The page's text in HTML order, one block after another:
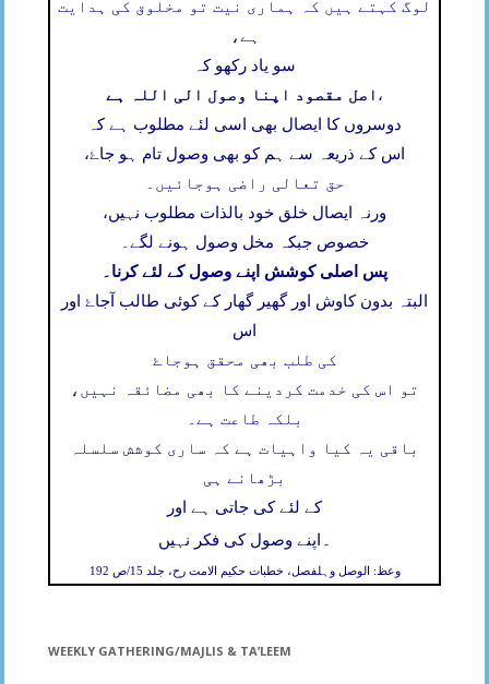
لوگ کہتے ہیں کہ ہماری نیت تو مخلوق کی ہدایت
ہے،
سو یاد رکھو کہ
اصل مقصود اپنا وصول الی اللہ ہے ،
دوسروں کا ایصال بھی اسی لئے مطلوب ہے کہ
اس کے ذریعہ سے ہم کو بھی وصول تام ہو جاۓ،
حق تعالی راضی ہوجائیں۔
ورنہ ایصال خلق خود بالذات مطلوب نہیں،
خصوص جبکہ مخل وصول ہونے لگے۔
پس اصلی کوشش اپنے وصول کے لئے کرنا۔
البتہ بدون کاوش اور گھیر گھار کے کوئی طالب آجاۓ اور
اس
کی طلب بھی محقق ہوجاۓ
تو اس کی خدمت کردینے کا بھی مضائقہ نہیں،
بلکہ طاعت ہے۔
باقی یہ کیا واہیات ہے کہ ساری کوشش سلسلہ
بڑھانے ہی
کے لئے کی جاتی ہے اور
اپنے وصول کی فکر نہیں ۔
وعظ: الوصل وہلفصل، خطبات حکیم الامت رح، جلد 15/ص 192
WEEKLY GATHERING/MAJLIS & TA’LEEM